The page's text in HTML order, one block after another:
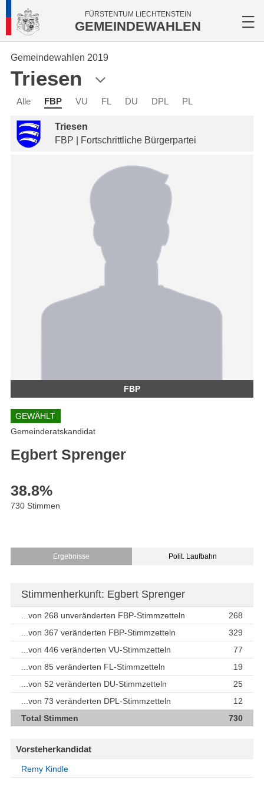
FÜRSTENTUM LIECHTENSTEIN
GEMEINDEWAHLEN
Gemeindewahlen 2019
Triesen
Alle FBP VU FL DU DPL PL
Triesen
FBP | Fortschrittliche Bürgerpartei
FBP
GEWÄHLT
Gemeinderatskandidat
Egbert Sprenger
38.8%
730 Stimmen
Ergebnisse Polit. Laufbahn
Stimmenherkunft: Egbert Sprenger
...von 268 unveränderten FBP-Stimmzetteln
268
...von 367 veränderten FBP-Stimmzetteln
329
...von 446 veränderten VU-Stimmzetteln
77
...von 85 veränderten FL-Stimmzetteln
19
...von 52 veränderten DU-Stimmzetteln
25
...von 73 veränderten DPL-Stimmzetteln
12
Total Stimmen
730
Vorsteherkandidat
Remy Kindle